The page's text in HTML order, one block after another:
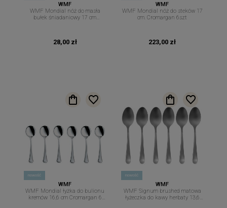
WMF
WMF Mondial nóż do masła
bułek śniadaniowy 17 cm
28,00 zł
WMF
WMF Mondial nóż do steków 17
cm. Cromargan 6szt
223,00 zł
nowość
WMF
WMF Mondial łyżka do bulionu
kremów 16,6 cm Cromargan 6
nowość
WMF
WMF Signum brushed matowa
łyżeczka do kawy herbaty 13,6